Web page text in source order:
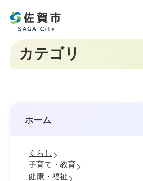
カテゴリ
ホーム
くらし
子育て・教育
健康・福祉